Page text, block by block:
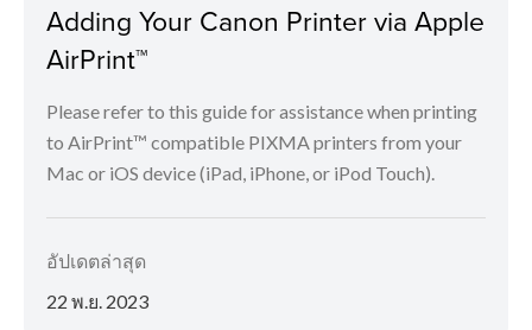
Adding Your Canon Printer via Apple
AirPrint™
Please refer to this guide for assistance when printing
to AirPrint™ compatible PIXMA printers from your
Mac or iOS device (iPad, iPhone, or iPod Touch).
อัปเดตล่าสุด
22 พ.ย. 2023